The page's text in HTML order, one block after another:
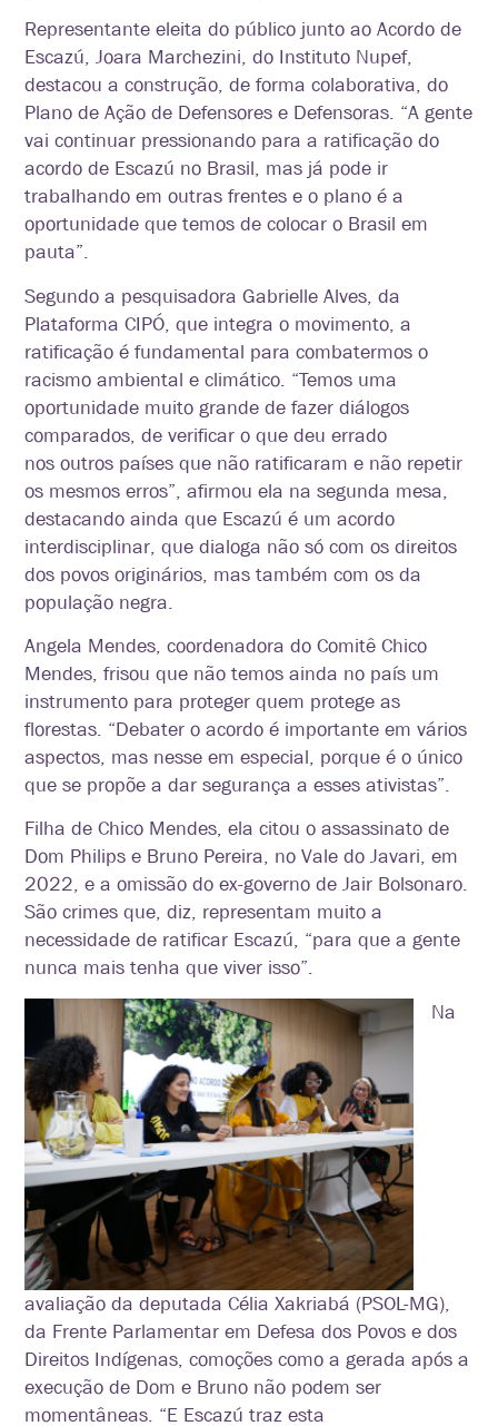
Representante eleita do público junto ao Acordo de
Escazú, Joara Marchezini, do Instituto Nupef,
destacou a construção, de forma colaborativa, do
Plano de Ação de Defensores e Defensoras. “A gente
vai continuar pressionando para a ratificação do
acordo de Escazú no Brasil, mas já pode ir
trabalhando em outras frentes e o plano é a
oportunidade que temos de colocar o Brasil em
pauta”.
Segundo a pesquisadora Gabrielle Alves, da
Plataforma CIPÓ, que integra o movimento, a
ratificação é fundamental para combatermos o
racismo ambiental e climático. “Temos uma
oportunidade muito grande de fazer diálogos
comparados, de verificar o que deu errado
nosoutros países que não ratificaram e não repetir
os mesmos erros”, afirmou ela na segunda mesa,
destacando ainda que Escazú é um acordo
interdisciplinar, que dialoga não só com os direitos
dos povos originários, mas também com os da
população negra.
Angela Mendes, coordenadora do Comitê Chico
Mendes, frisou que não temos ainda no país um
instrumento para proteger quem protege as
florestas. “Debater o acordo é importante em vários
aspectos, mas nesse em especial, porque é o único
que se propõe a dar segurança a esses ativistas”.
Filha de Chico Mendes, ela citou o assassinato de
Dom Philips e Bruno Pereira, no Vale do Javari, em
2022, e a omissão do ex-governo de Jair Bolsonaro.
São crimes que, diz, representam muito a
necessidade de ratificar Escazú, “para que a gente
nunca mais tenha que viver isso”.
Na
avaliação da deputada Célia Xakriabá (PSOL-MG),
da Frente Parlamentar em Defesa dos Povos e dos
Direitos Indígenas, comoções como a gerada após a
execução de Dom e Bruno não podem ser
momentâneas. “E Escazú traz esta